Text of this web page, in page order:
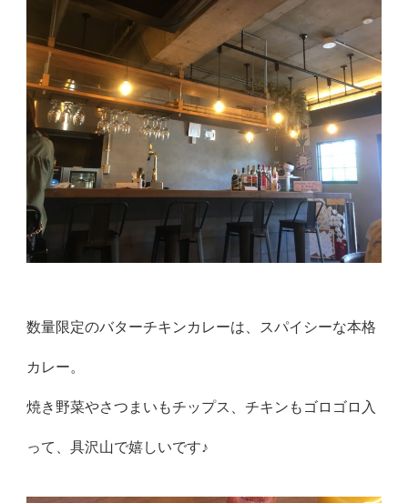
数量限定のバターチキンカレーは、スパイシーな本格
カレー。
焼き野菜やさつまいもチップス、チキンもゴロゴロ入
って、具沢山で嬉しいです♪